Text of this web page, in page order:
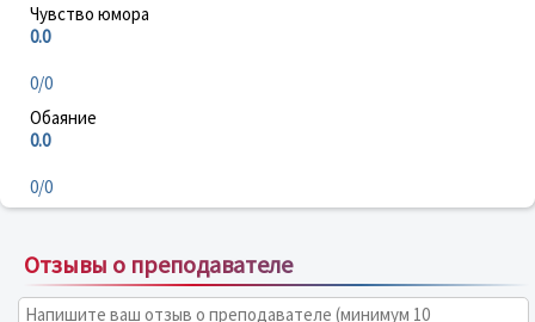
Чувство юмора
0.0
0/0
Обаяние
0.0
0/0
Отзывы о преподавателе